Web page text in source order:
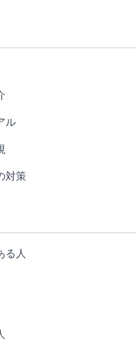
ル
対策
る人